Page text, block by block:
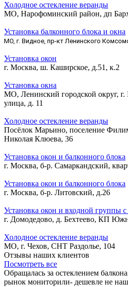
Холодное остекление веранды
МО, Нарофоминский район, дп
Установка балконного блока и окна
МО, г. Видное, пр-кт Ленинского
Установка окон
г. Москва, ш. Каширское, д.51, к.2
Установка окна
МО, Ленинский городской округ, г.
улица, д. 11
Холодное остекление веранды
Посёлок Марьино, поселение
Николая Клюева, 36
Установка окон и балконного блока
г. Москва, б-р. Самаркандский,
Установка окон и балконного блока
г. Москва, б-р. Литовский, д.26
Установка окон и входной группы
г. Домодедово, д. Бехтеево, КП
Холодное остекление веранды
МО, г. Чехов, СНТ Раздолье, 104
Отзывы наших клиентов
Посмотреть все
Обращалась за остеклением
рынок мониторили- дешевле не